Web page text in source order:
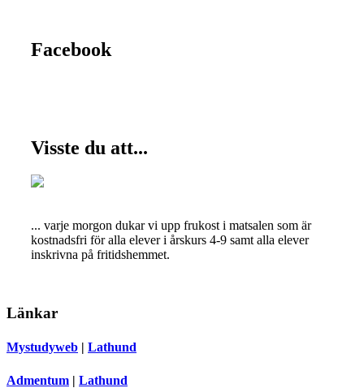
Facebook
Visste du att...
... varje morgon dukar vi upp frukost i matsalen som är
kostnadsfri för alla elever i årskurs 4-9 samt alla elever
inskrivna på fritidshemmet.
Länkar
Mystudyweb | Lathund
Admentum | Lathund